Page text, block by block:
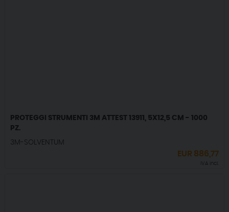
PROTEGGI STRUMENTI 3M ATTEST 13911, 5X12,5 CM - 1000
PZ.
3M-SOLVENTUM
EUR 886,77
IVA incl.